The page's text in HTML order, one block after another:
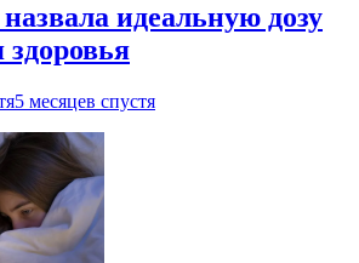
идеальную дозу
здоровья
5 месяцев спустя